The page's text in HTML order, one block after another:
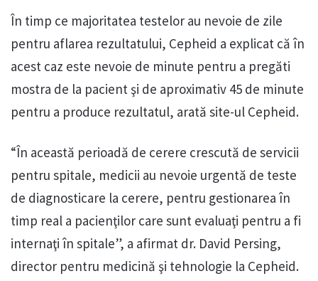
În timp ce majoritatea testelor au nevoie de zile
pentru aflarea rezultatului, Cepheid a explicat că în
acest caz este nevoie de minute pentru a pregăti
mostra de la pacient şi de aproximativ 45 de minute
pentru a produce rezultatul, arată site-ul Cepheid.
“În această perioadă de cerere crescută de servicii
pentru spitale, medicii au nevoie urgentă de teste
de diagnosticare la cerere, pentru gestionarea în
timp real a pacienţilor care sunt evaluaţi pentru a fi
internaţi în spitale”, a afirmat dr. David Persing,
director pentru medicină şi tehnologie la Cepheid.